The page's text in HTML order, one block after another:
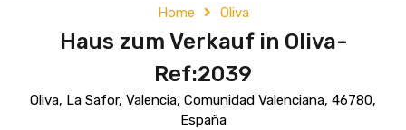
Home Oliva
Haus zum Verkauf in Oliva-
Ref:2039
Oliva, La Safor, Valencia, Comunidad Valenciana, 46780,
España